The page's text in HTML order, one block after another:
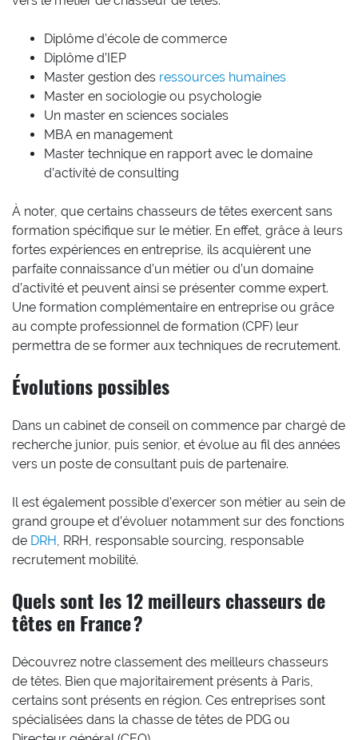
Diplôme d’école de commerce
Diplôme d’IEP
Master gestion des ressources humaines
Master en sociologie ou psychologie
Un master en sciences sociales
MBA en management
Master technique en rapport avec le domaine
d’activité de consulting
À noter, que certains chasseurs de têtes exercent sans
formation spécifique sur le métier. En effet, grâce à leurs
fortes expériences en entreprise, ils acquièrent une
parfaite connaissance d’un métier ou d’un domaine
d’activité et peuvent ainsi se présenter comme expert.
Une formation complémentaire en entreprise ou grâce
au compte professionnel de formation (CPF) leur
permettra de se former aux techniques de recrutement.
Évolutions possibles
Dans un cabinet de conseil on commence par chargé de
recherche junior, puis senior, et évolue au fil des années
vers un poste de consultant puis de partenaire.
Il est également possible d’exercer son métier au sein de
grand groupe et d’évoluer notamment sur des fonctions
de DRH, RRH, responsable sourcing, responsable
recrutement mobilité.
Quels sont les 12 meilleurs chasseurs de
têtes en France ?
Découvrez notre classement des meilleurs chasseurs
de têtes. Bien que majoritairement présents à Paris,
certains sont présents en région. Ces entreprises sont
spécialisées dans la chasse de têtes de PDG ou